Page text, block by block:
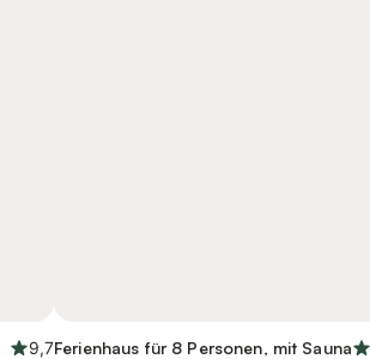
9,7Ferienhaus für 8 Personen, mit Sauna